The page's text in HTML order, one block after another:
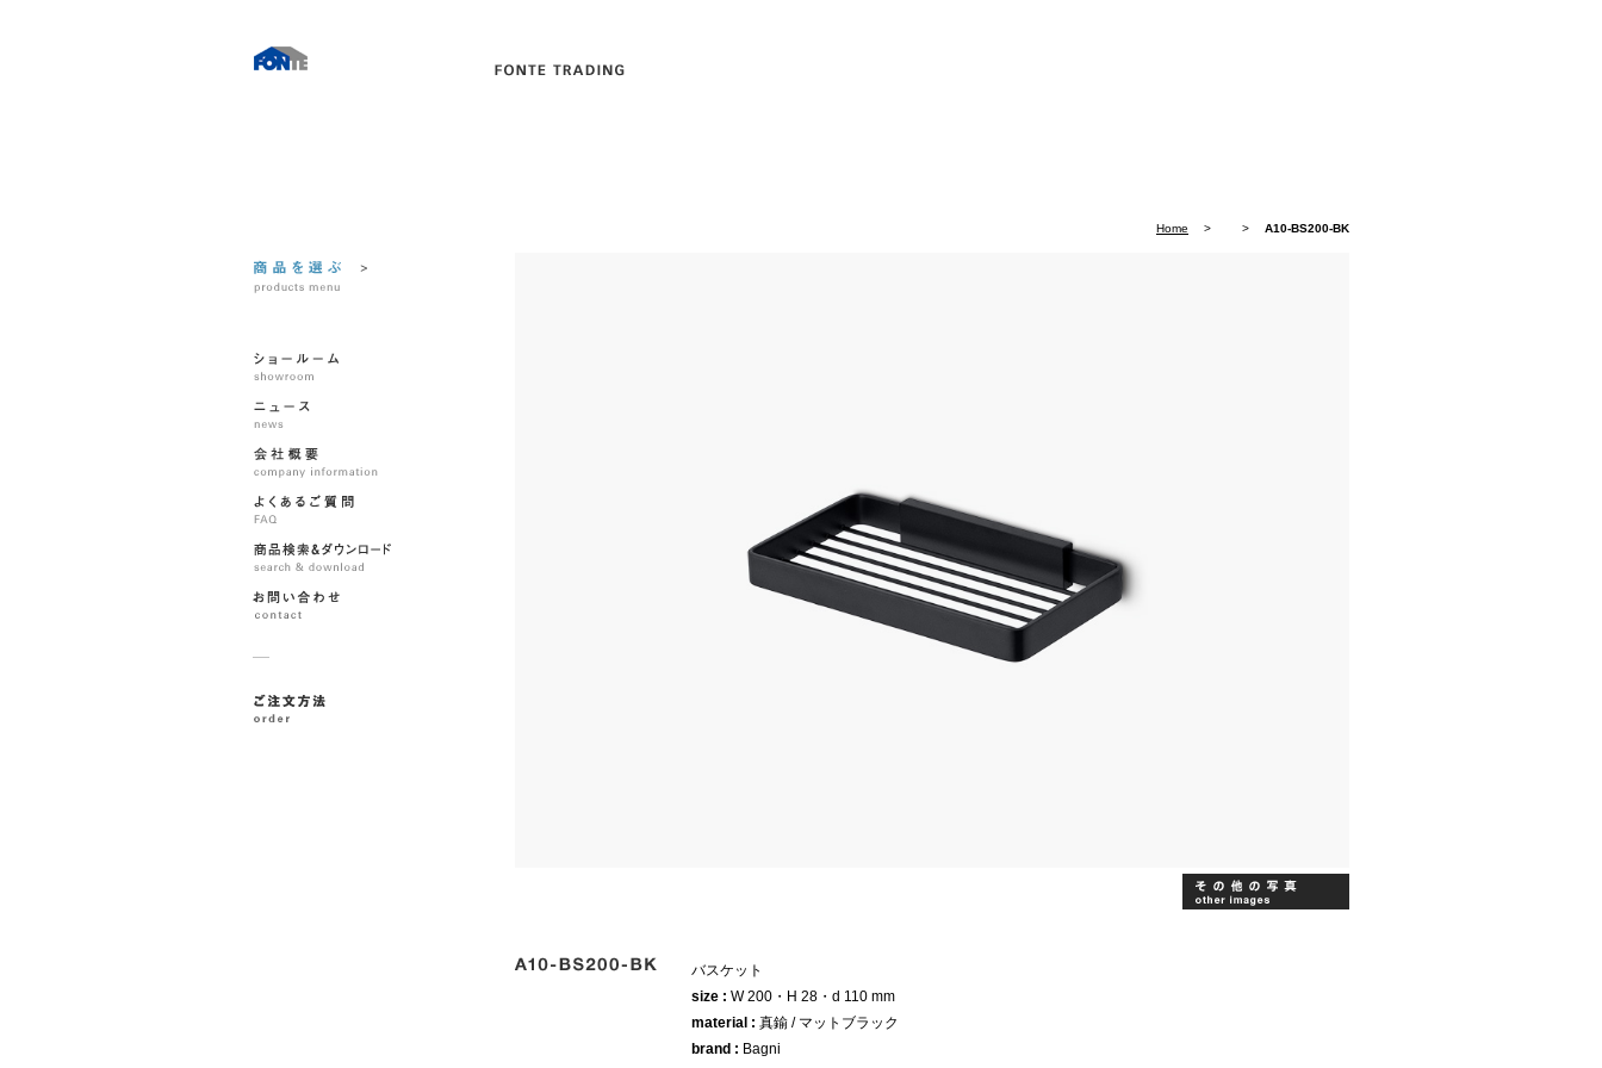
Home > > A10-BS200-BK
バスケット
size : W 200・H 28・d 110 mm
material : 真鍮 / マットブラック
brand : Bagni